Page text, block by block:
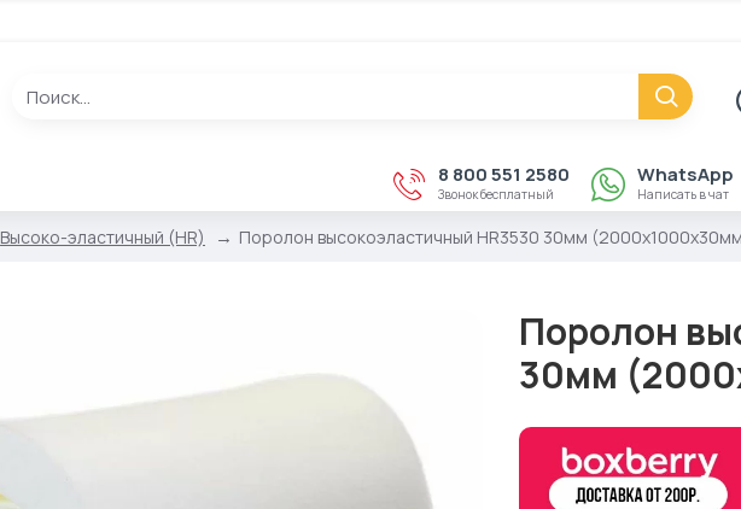
8 800 551 2580
Звонок бесплатный
WhatsApp
Написать в чат
Высоко-эластичный (HR) Поролон высокоэластичный HR3530 30мм
Поролон
30мм